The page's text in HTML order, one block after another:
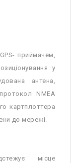
приймачем,
у
антена,
NMEA
картплоттера
до мережі.
місце